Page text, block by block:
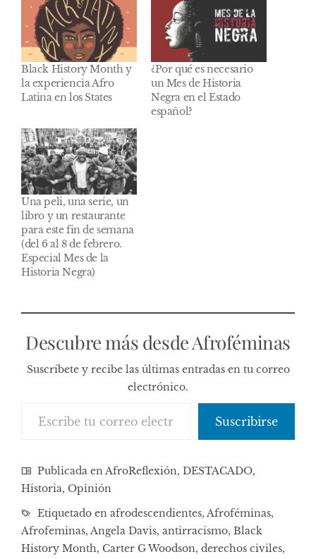
Black History Month y
la experiencia Afro
Latina en los States
¿Por qué es necesario
un Mes de Historia
Negra en el Estado
español?
Una peli, una serie, un
libro y un restaurante
para este fin de semana
(del 6 al 8 de febrero.
Especial Mes de la
Historia Negra)
Descubre más desde Afroféminas
Suscríbete y recibe las últimas entradas en tu correo
electrónico.
Suscribirse
Publicada enAfroReflexión, DESTACADO,
Historia, Opinión
Etiquetado en afrodescendientes, Afroféminas,
Afrofeminas, Angela Davis, antirracismo, Black
History Month, Carter G Woodson, derechos civiles,